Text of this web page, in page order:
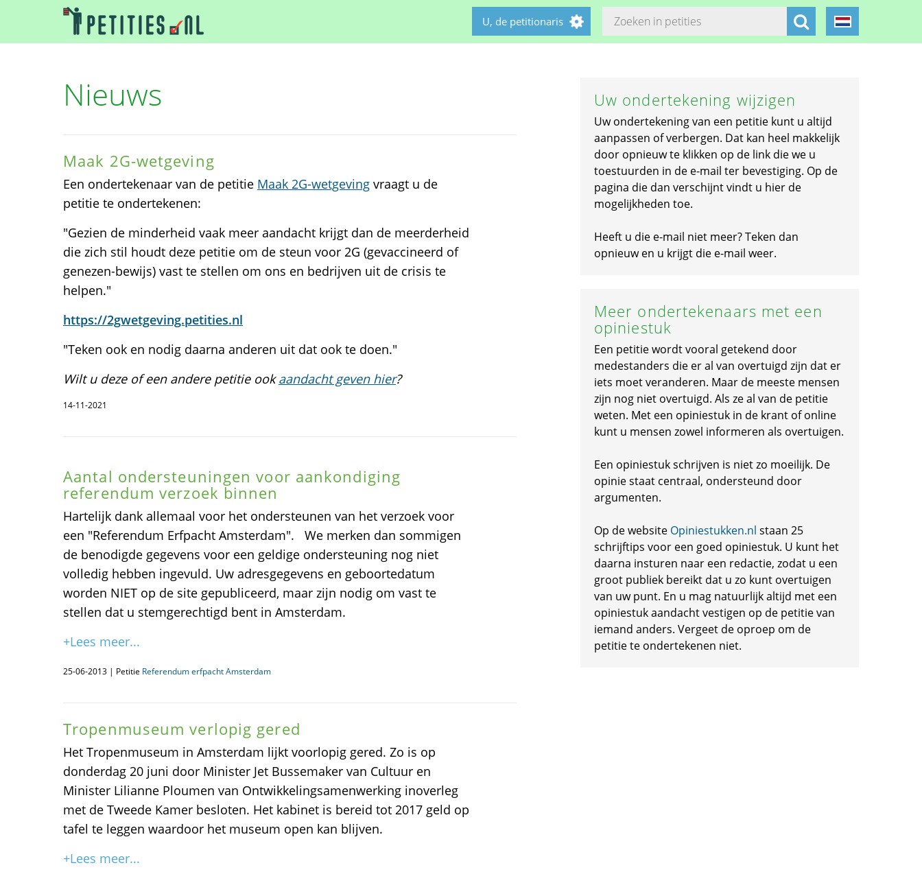
U, de petitionaris
Nieuws
Maak 2G-wetgeving
Een ondertekenaar van de petitie Maak 2G-wetgeving vraagt u de
petitie te ondertekenen:
"Gezien de minderheid vaak meer aandacht krijgt dan de meerderheid
die zich stil houdt deze petitie om de steun voor 2G (gevaccineerd of
genezen-bewijs) vast te stellen om ons en bedrijven uit de crisis te
helpen."
https://2gwetgeving.petities.nl
"Teken ook en nodig daarna anderen uit dat ook te doen."
Wilt u deze of een andere petitie ookaandacht geven hier?
14-11-2021
Aantal ondersteuningen voor aankondiging
referendum verzoek binnen
Hartelijk dank allemaal voor het ondersteunen van het verzoek voor
een "Referendum Erfpacht Amsterdam". We merken dan sommigen
de benodigde gegevens voor een geldige ondersteuning nog niet
volledig hebben ingevuld. Uw adresgegevens en geboortedatum
worden NIET op de site gepubliceerd, maar zijn nodig om vast te
stellen dat u stemgerechtigd bent in Amsterdam.
+Lees meer...
25-06-2013 | Petitie Referendum erfpacht Amsterdam
Tropenmuseum verlopig gered
Het Tropenmuseum in Amsterdam lijkt voorlopig gered. Zo is op
donderdag 20 juni door Minister Jet Bussemaker van Cultuur en
Minister Lilianne Ploumen van Ontwikkelingsamenwerking inoverleg
met de Tweede Kamer besloten. Het kabinet is bereid tot 2017 geld op
tafel te leggen waardoor het museum open kan blijven.
+Lees meer...
Uw ondertekening wijzigen
Uw ondertekening van een petitie kunt u altijd
aanpassen of verbergen. Dat kan heel makkelijk
door opnieuw te klikken op de link die we u
toestuurden in de e-mail ter bevestiging. Op de
pagina die dan verschijnt vindt u hier de
mogelijkheden toe.
Heeft u die e-mail niet meer? Teken dan
opnieuw en u krijgt die e-mail weer.
Meer ondertekenaars met een
opiniestuk
Een petitie wordt vooral getekend door
medestanders die er al van overtuigd zijn dat er
iets moet veranderen. Maar de meeste mensen
zijn nog niet overtuigd. Als ze al van de petitie
weten. Met een opiniestuk in de krant of online
kunt u mensen zowel informeren als overtuigen.
Een opiniestuk schrijven is niet zo moeilijk. De
opinie staat centraal, ondersteund door
argumenten.
Op de website Opiniestukken.nl staan 25
schrijftips voor een goed opiniestuk. U kunt het
daarna insturen naar een redactie, zodat u een
groot publiek bereikt dat u zo kunt overtuigen
van uw punt. En u mag natuurlijk altijd met een
opiniestuk aandacht vestigen op de petitie van
iemand anders. Vergeet de oproep om de
petitie te ondertekenen niet.